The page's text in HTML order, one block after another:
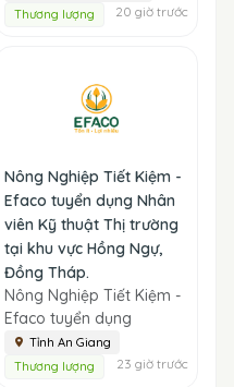
Thương lượng
20 giờ trước
Nông Nghiệp Tiết Kiệm -
Efaco tuyển dụng Nhân
viên Kỹ thuật Thị trường
tại khu vực Hồng Ngự,
Đồng Tháp.
Nông Nghiệp Tiết Kiệm -
Efaco tuyển dụng
Tỉnh An Giang
Thương lượng
23 giờ trước